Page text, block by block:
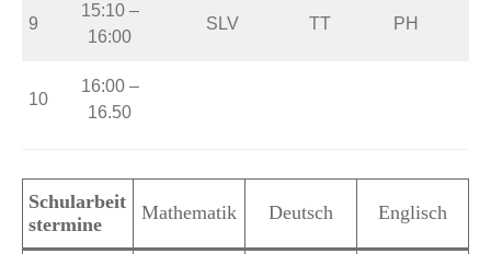
9
15:10 –
16:00
SLV TT PH
10
16:00 –
16.50
Schularbeit
stermine
Mathematik Deutsch Englisch